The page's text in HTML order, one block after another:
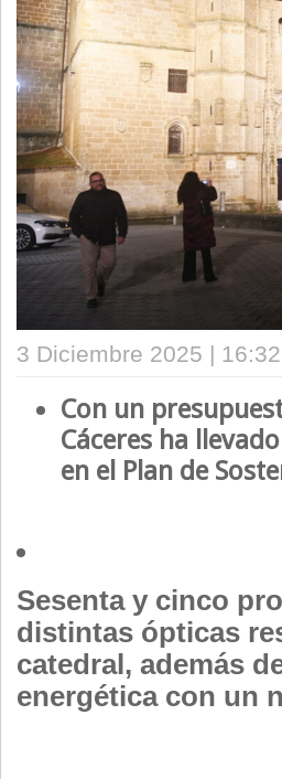
3 Diciembre 2025 |
Con un
Cáceres ha
en el Plan de
Sesenta y cinco
distintas ópticas
catedral, además
energética con un